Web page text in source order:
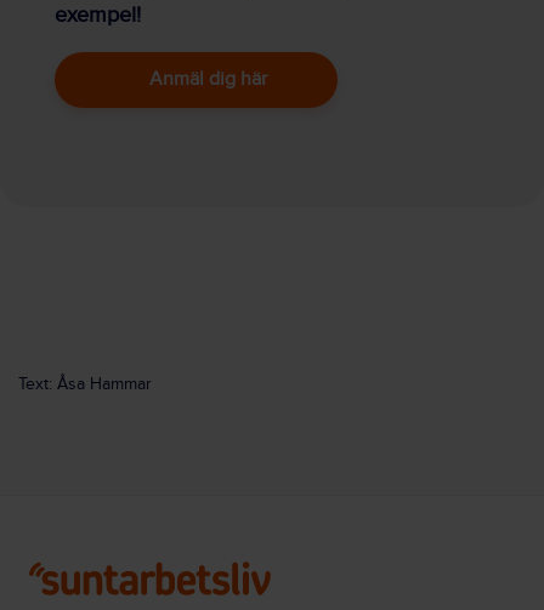
exempel!
Anmäl dig här
Text: Åsa Hammar